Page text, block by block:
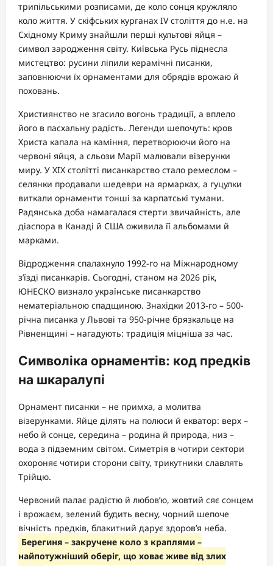
трипільськими розписами, де коло сонця кружляло
коло життя. У скіфських курганах IV століття до н.е. на
Східному Криму знайшли перші культові яйця –
символ зародження світу. Київська Русь піднесла
мистецтво: русини ліпили керамічні писанки,
заповнюючи їх орнаментами для обрядів врожаю й
поховань.
Християнство не згасило вогонь традиції, а вплело
його в пасхальну радість. Легенди шепочуть: кров
Христа капала на каміння, перетворюючи його на
червоні яйця, а сльози Марії малювали візерунки
миру. У XIX столітті писанкарство стало ремеслом –
селянки продавали шедеври на ярмарках, а гуцулки
виткали орнаменти тонші за карпатські тумани.
Радянська доба намагалася стерти звичайність, але
діаспора в Канаді й США оживила її альбомами й
марками.
Відродження спалахнуло 1992-го на Міжнародному
з’їзді писанкарів. Сьогодні, станом на 2026 рік,
ЮНЕСКО визнало українське писанкарство
нематеріальною спадщиною. Знахідки 2013-го – 500-
річна писанка у Львові та 950-річне брязкальце на
Рівненщині – нагадують: традиція міцніша за час.
Символіка орнаментів: код предків
на шкаралупі
Орнамент писанки – не примха, а молитва
візерунками. Яйце ділять на полюси й екватор: верх –
небо й сонце, середина – родина й природа, низ –
вода з підземним світом. Симетрія в чотири сектори
охороняє чотири сторони світу, трикутники славлять
Трійцю.
Червоний палає радістю й любов’ю, жовтий сяє сонцем
і врожаєм, зелений будить весну, чорний шепоче
вічність предків, блакитний дарує здоров’я неба.
Берегиня – закручене коло з краплями –
найпотужніший оберіг, що ховає живе від злих